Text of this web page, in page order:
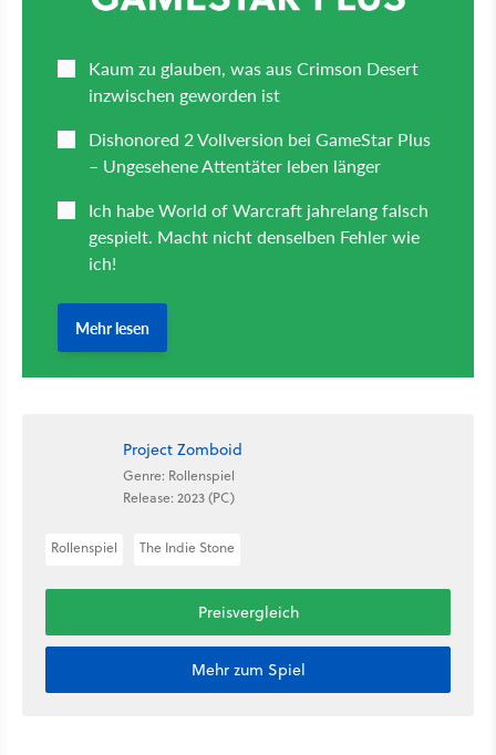
Project Zomboid
Genre: Rollenspiel
Release: 2023 (PC)
Rollenspiel The Indie Stone
Preisvergleich
Mehr zum Spiel